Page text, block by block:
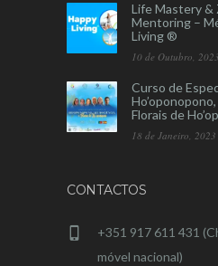
Life Mastery &
Mentoring –
Living ®
10 de Outubro, 2023
Curso de
Florais de
18 de Janeiro, 2023
CONTACTOS
+351 917 611 431
móvel nacional)